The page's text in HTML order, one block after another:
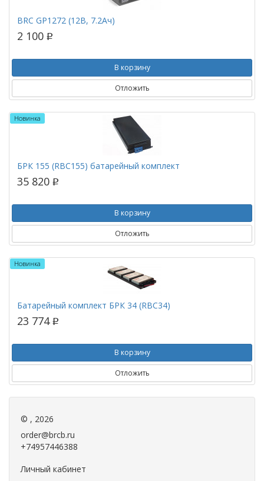
BRC GP1272 (12В, 7.2Ач)
2 100 p
В корзину
Отложить
Новинка
БРК 155 (RBC155) батарейный комплект
35 820 p
В корзину
Отложить
Новинка
Батарейный комплект БРК 34 (RBC34)
23 774 p
В корзину
Отложить
© , 2026
order@brcb.ru
+74957446388
Личный кабинет